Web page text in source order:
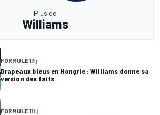
Plus de
Williams
FORMULE 13 j
Drapeaux bleus en Hongrie : Williams donne sa
version des faits
FORMULE 111 j